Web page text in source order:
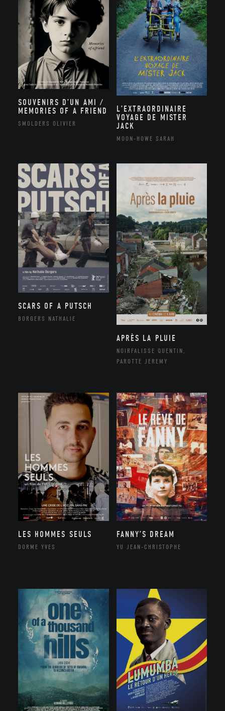
SOUVENIRS D’UN AMI /
MEMORIES OF A FRIEND
SMOLDERS OLIVIER
L’EXTRAORDINAIRE
VOYAGE DE MISTER
JACK
MOON-HOWE SARAH
SCARS OF A PUTSCH
BORGERS NATHALIE
APRÈS LA PLUIE
NOIRFALISSE QUENTIN,
PAROTTE JEREMY
LES HOMMES SEULS
DORME YVES
FANNY’S DREAM
YU JEAN-CHRISTOPHE